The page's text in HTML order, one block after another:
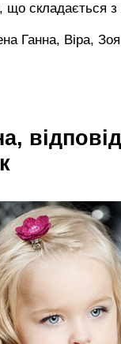
що складається
Ганна, Віра,